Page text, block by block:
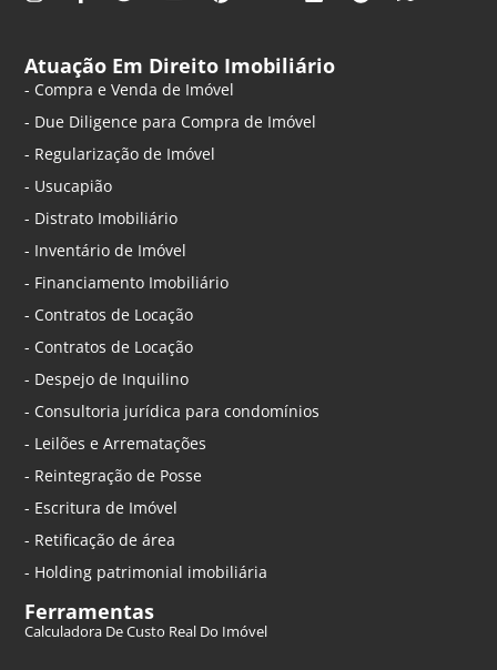
Atuação Em Direito Imobiliário
- Compra e Venda de Imóvel
- Due Diligence para Compra de Imóvel
- Regularização de Imóvel
- Usucapião
- Distrato Imobiliário
- Inventário de Imóvel
- Financiamento Imobiliário
- Contratos de Locação
- Contratos de Locação
- Despejo de Inquilino
- Consultoria jurídica para condomínios
- Leilões e Arrematações
- Reintegração de Posse
- Escritura de Imóvel
- Retificação de área
- Holding patrimonial imobiliária
Ferramentas
Calculadora De Custo Real Do Imóvel